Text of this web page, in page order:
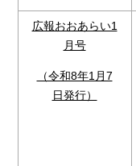
広報おおあらい1
月号
（令和8年1月7
日発行）